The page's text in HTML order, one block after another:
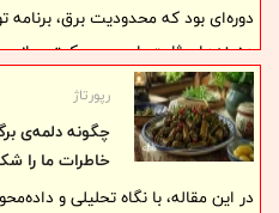
دوره‌ای بود که محدودیت برق، برنامه
هزینه‌های ثابت را بر حجم کمتری از
ظرفیت فروش شرکت‌ها را از دسترس
فلزات اساسی و دیگر بنگاه‌های
که دیگر نمی‌توان آن را یک اتفاق
یکی از ریسک‌های دائمی سودآوری در
رپورتاژ
چگونه دلمه‌ی
خاطرات ما را
در این مقاله، با نگاه تحلیلی و